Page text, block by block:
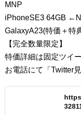
MNP
iPhoneSE3 64GB
GalaxyA23(特価＋特
【完全数量限定】
特価詳細は固定ツイ
お電話にて「Twitter